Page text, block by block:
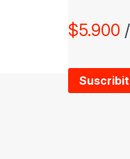
$5.900